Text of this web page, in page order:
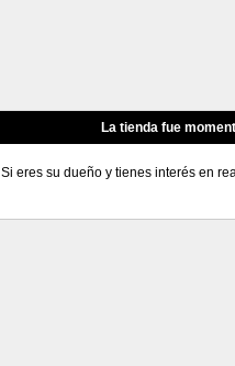
La tienda fue
Si eres su dueño y tienes interés en